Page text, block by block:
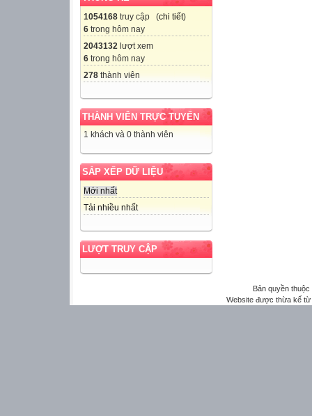
1054168 truy cập (chi tiết)
6 trong hôm nay
2043132 lượt xem
6 trong hôm nay
278 thành viên
THÀNH VIÊN TRỰC TUYẾN
1 khách và 0 thành viên
SẮP XẾP DỮ LIỆU
Mới nhất
Tải nhiều nhất
LƯỢT TRUY CẬP
Bản quyền
Website được thừa kế từ